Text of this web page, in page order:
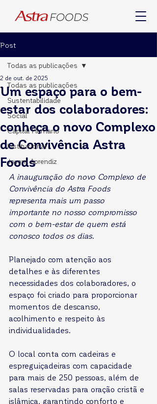
Post
Todas as publicações
Sustentabilidade
Social
Capital Humano
Institucional
Jovem Aprendiz
Todas as publicações
Um espaço para o bem-
estar dos colaboradores:
conheça o novo Complexo
de Convivência Astra
Foods
2 de out. de 2025
A inauguração do novo Complexo de
Convivência do Astra Foods
representa mais um passo
importante no nosso compromisso
com o bem-estar de quem está
conosco todos os dias.
Planejado com atenção aos
detalhes e às diferentes
necessidades dos colaboradores, o
espaço foi criado para proporcionar
momentos de descanso,
acolhimento e respeito às
individualidades.
O local conta com cadeiras e
espreguiçadeiras com capacidade
para mais de 250 pessoas, além de
salas reservadas para oração cristã e
islâmica, garantindo conforto e